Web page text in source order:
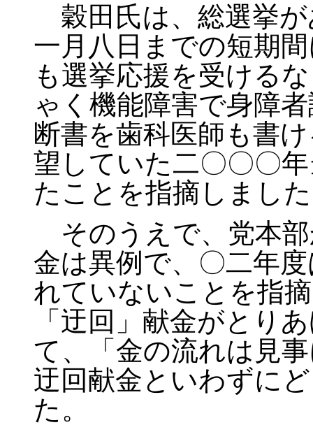
穀田氏は、総選挙
一月八日までの短期
も選挙応援を受ける
ゃく機能障害で身障
断書を歯科医師も書
望していた二〇〇〇
たことを指摘しまし
そのうえで、党本
金は異例で、〇二年
れていないことを指
「迂回」献金がとり
て、「金の流れは見
迂回献金といわずに
た。